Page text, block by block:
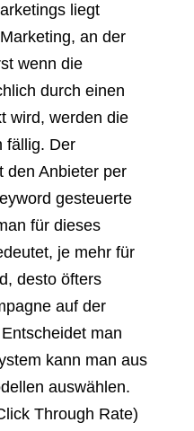
liegt
an der
wenn die
durch einen
wird, werden die
fällig. Der
den Anbieter per
gesteuerte
für dieses
je mehr für
desto öfters
auf der
man
kann man aus
auswählen.
Through Rate)